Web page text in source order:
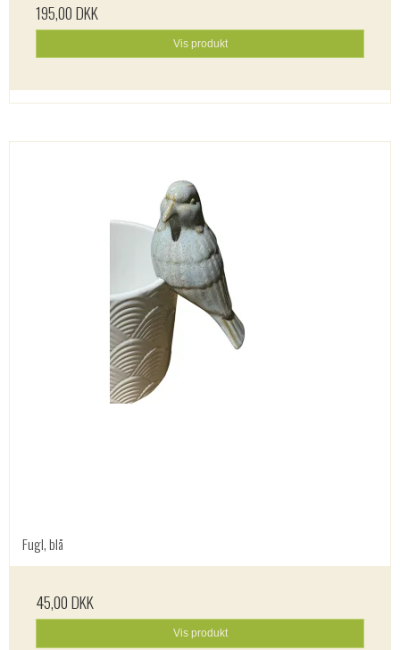
195,00 DKK
Vis produkt
Fugl, blå
45,00 DKK
Vis produkt